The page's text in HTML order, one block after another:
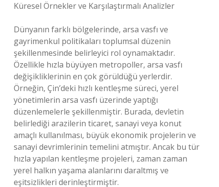
Küresel Örnekler ve Karşılaştırmalı Analizler
Dünyanın farklı bölgelerinde, arsa vasfı ve
gayrimenkul politikaları toplumsal düzenin
şekillenmesinde belirleyici rol oynamaktadır.
Özellikle hızla büyüyen metropoller, arsa vasfı
değişikliklerinin en çok görüldüğü yerlerdir.
Örneğin, Çin’deki hızlı kentleşme süreci, yerel
yönetimlerin arsa vasfı üzerinde yaptığı
düzenlemelerle şekillenmiştir. Burada, devletin
belirlediği arazilerin ticaret, sanayi veya konut
amaçlı kullanılması, büyük ekonomik projelerin ve
sanayi devrimlerinin temelini atmıştır. Ancak bu tür
hızla yapılan kentleşme projeleri, zaman zaman
yerel halkın yaşama alanlarını daraltmış ve
eşitsizlikleri derinleştirmiştir.